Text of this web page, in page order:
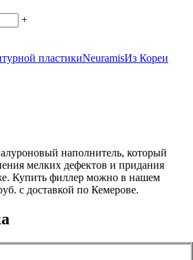
+
пластикиNeuramisИз Кореи
наполнитель, который
мелких дефектов и придания
Купить филлер можно в нашем
c доставкой по Кемерове.